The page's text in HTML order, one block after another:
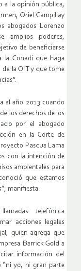
a la opinión pública,
Oriel Campillay
abogados Lorenzo
amplios poderes,
de beneficiarse
la Conadi que haga
de la OIT y que tome
al año 2013 cuando
los derechos de los
por el abogado
en la Corte de
Pascua Lama
con la intención de
ambientales para
que estamos
manifiesta.
telefónica
acciones legales
quien agrega que
Barrick Gold a
información del
“ni yo, ni gran parte